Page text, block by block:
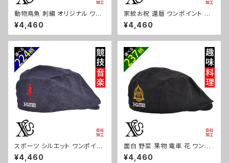
動物鳥魚 刺繍 オリジナル ワン
ポイント 帽子 コットン ハンチン
グ メンズ レディース インナーメ
ッシュ 雑貨 グッズ 自社ブランド
ap68-b06-s
¥4,460
家紋お祝 還暦 ワンポイント 刺
繍 帽子 コットン ハンチング メ
ンズ レディース インナーメッシ
ュ 雑貨 グッズ 自社ブランド 柄
花 木瓜 蔦 桐 クリスマス ori-a
-cap68-b07-s
¥4,460
スポーツ シルエット ワンポイン
ト 刺繍 帽子 コットン ハンチン
グ メンズ レディース インナーメ
¥4,460
面白 野菜 果物 電車 花 ワンポ
イント 刺繍 帽子 コットン ハン
チング メンズ レディース インナ
¥4,460